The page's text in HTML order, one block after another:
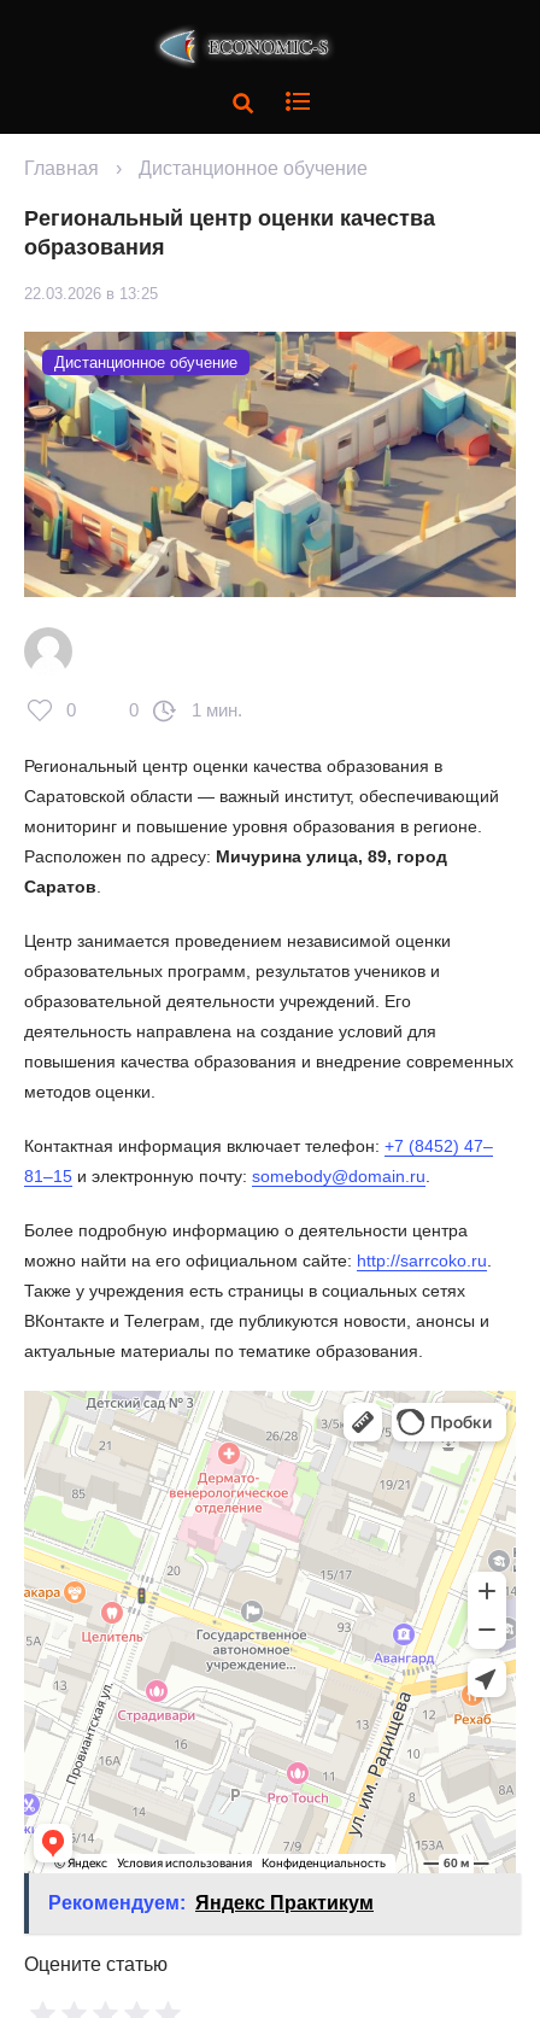
Главная › Дистанционное обучение
Региональный центр оценки качества
образования
22.03.2026 в 13:25
Дистанционное обучение
0 0 1 мин.
Региональный центр оценки качества образования в
Саратовской области — важный институт, обеспечивающий
мониторинг и повышение уровня образования в регионе.
Расположен по адресу: Мичурина улица, 89, город
Саратов
Центр занимается проведением независимой оценки
образовательных программ, результатов учеников и
образовательной деятельности учреждений. Его
деятельность направлена на создание условий для
повышения качества образования и внедрение современных
методов оценки.
Контактная информация включает телефон: +7 (8452) 47‒
81‒15 и электронную почту: somebody@domain.ru
Более подробную информацию о деятельности центра
можно найти на его официальном сайте: http://sarrcoko.ru
Также у учреждения есть страницы в социальных сетях
ВКонтакте и Телеграм, где публикуются новости, анонсы и
актуальные материалы по тематике образования.
Рекомендуем: Яндекс Практикум
Оцените статью